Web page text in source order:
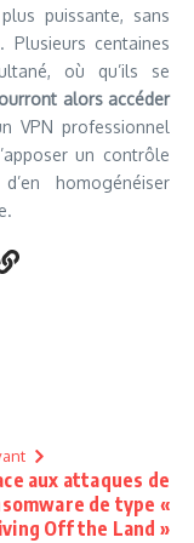
puissante, sans
centaines
où qu’ils se
alors accéder
VPN professionnel
un contrôle
homogénéiser
aux attaques de
de type «
Off the Land »